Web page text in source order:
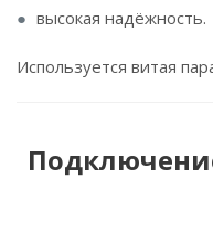
высокая надёжность.
Используется витая